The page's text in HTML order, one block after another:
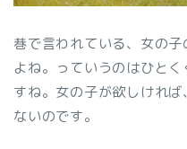
巷で言われている、女の
よね。っていうのはひと
すね。女の子が欲しけれ
ないのです。